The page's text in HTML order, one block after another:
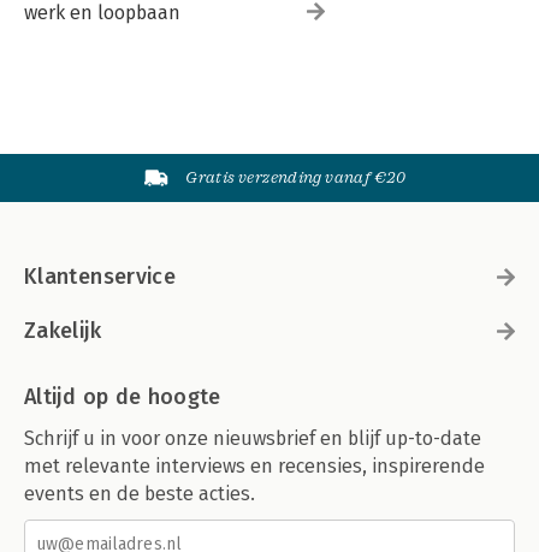
werk en loopbaan
Gratis verzending vanaf €20
Klantenservice
Zakelijk
Altijd op de hoogte
Schrijf u in voor onze nieuwsbrief en blijf up-to-date
met relevante interviews en recensies, inspirerende
events en de beste acties.